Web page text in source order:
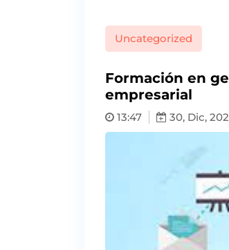
Uncategorized
Formación en
empresarial
13:47 30, Dic,